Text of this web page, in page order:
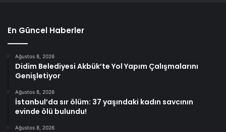
En Güncel Haberler
Ağustos 8, 2026
Didim Belediyesi Akbük’te Yol Yapım Çalışmalarını
Genişletiyor
Ağustos 8, 2026
İstanbul’da sır ölüm: 37 yaşındaki kadın savcının
evinde ölü bulundu!
Ağustos 8, 2026